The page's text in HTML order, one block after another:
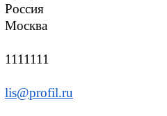
Россия
Москва
1111111
lis@profil.ru